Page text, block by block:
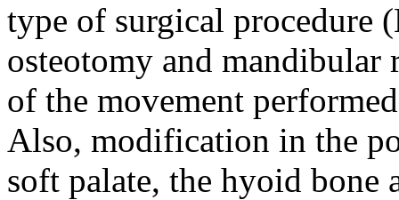
type of surgical procedure
osteotomy and mandibular
of the movement
Also, modification in the
soft palate, the hyoid bone